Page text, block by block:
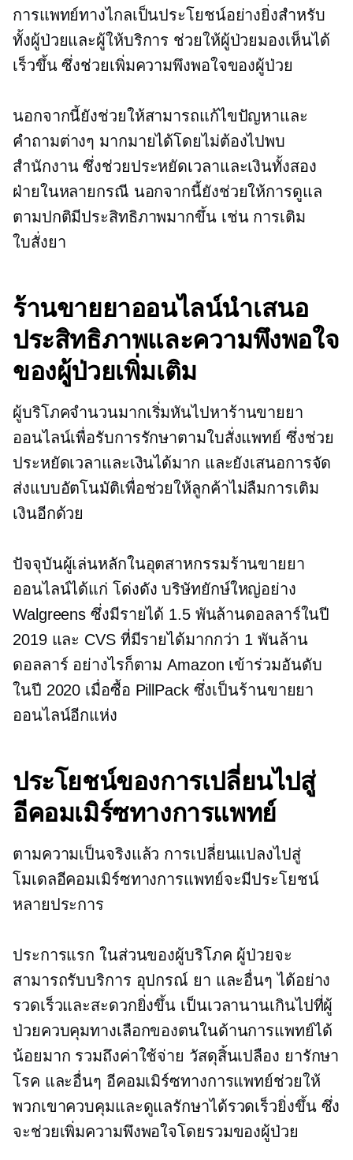
การแพทย์ทางไกลเป็นประโยชน์อย่างยิ่งสำหรับ
ทั้งผู้ป่วยและผู้ให้บริการ ช่วยให้ผู้ป่วยมองเห็นได้
เร็วขึ้น ซึ่งช่วยเพิ่มความพึงพอใจของผู้ป่วย
นอกจากนี้ยังช่วยให้สามารถแก้ไขปัญหาและ
คำถามต่างๆ มากมายได้โดยไม่ต้องไปพบ
สำนักงาน ซึ่งช่วยประหยัดเวลาและเงินทั้งสอง
ฝ่ายในหลายกรณี นอกจากนี้ยังช่วยให้การดูแล
ตามปกติมีประสิทธิภาพมากขึ้น เช่น การเติม
ใบสั่งยา
ร้านขายยาออนไลน์นำเสนอ
ประสิทธิภาพและความพึงพอใจ
ของผู้ป่วยเพิ่มเติม
ผู้บริโภคจำนวนมากเริ่มหันไปหาร้านขายยา
ออนไลน์เพื่อรับการรักษาตามใบสั่งแพทย์ ซึ่งช่วย
ประหยัดเวลาและเงินได้มาก และยังเสนอการจัด
ส่งแบบอัตโนมัติเพื่อช่วยให้ลูกค้าไม่ลืมการเติม
เงินอีกด้วย
ปัจจุบันผู้เล่นหลักในอุตสาหกรรมร้านขายยา
ออนไลน์ได้แก่ โด่งดัง บริษัทยักษ์ใหญ่อย่าง
Walgreens ซึ่งมีรายได้ 1.5 พันล้านดอลลาร์ในปี
2019 และ CVS ที่มีรายได้มากกว่า 1 พันล้าน
ดอลลาร์ อย่างไรก็ตาม Amazon เข้าร่วมอันดับ
ในปี 2020 เมื่อซื้อ PillPack ซึ่งเป็นร้านขายยา
ออนไลน์อีกแห่ง
ประโยชน์ของการเปลี่ยนไปสู่
อีคอมเมิร์ซทางการแพทย์
ตามความเป็นจริงแล้ว การเปลี่ยนแปลงไปสู่
โมเดลอีคอมเมิร์ซทางการแพทย์จะมีประโยชน์
หลายประการ
ประการแรก ในส่วนของผู้บริโภค ผู้ป่วยจะ
สามารถรับบริการ อุปกรณ์ ยา และอื่นๆ ได้อย่าง
รวดเร็วและสะดวกยิ่งขึ้น เป็นเวลานานเกินไปที่ผู้
ป่วยควบคุมทางเลือกของตนในด้านการแพทย์ได้
น้อยมาก รวมถึงค่าใช้จ่าย วัสดุสิ้นเปลือง ยารักษา
โรค และอื่นๆ อีคอมเมิร์ซทางการแพทย์ช่วยให้
พวกเขาควบคุมและดูแลรักษาได้รวดเร็วยิ่งขึ้น ซึ่ง
จะช่วยเพิ่มความพึงพอใจโดยรวมของผู้ป่วย